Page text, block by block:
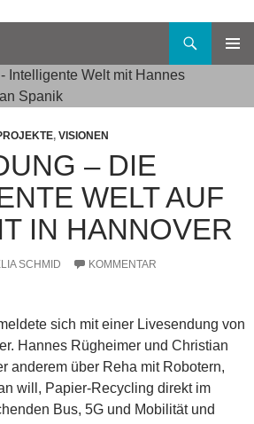
, VISIONEN
– DIE
WELT AUF
IN HANNOVER
SCHMID
KOMMENTAR
sich mit einer Livesendung von
Hannes Rügheimer und Christian
anderem über Reha mit Robotern,
will, Papier-Recycling direkt im
Bus, 5G und Mobilität und